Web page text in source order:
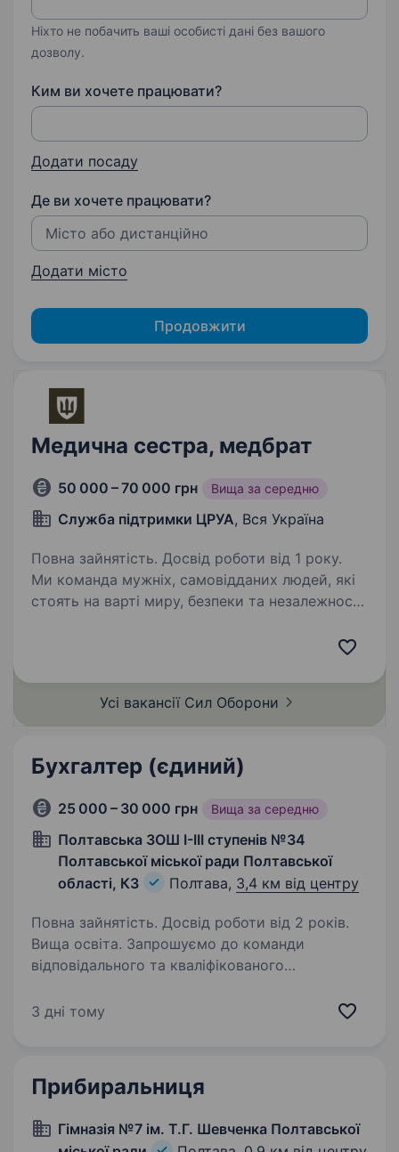
Ніхто не побачить ваші особисті дані без вашого
дозволу.
Ким ви хочете працювати?
Додати посаду
Де ви хочете працювати?
Додати місто
Продовжити
Медична сестра, медбрат
50 000 – 70 000 грн Вища за середню
Служба підтримки ЦРУА, Вся Україна
Повна зайнятість. Досвід роботи від 1 року.
Ми команда мужніх, самовідданих людей, які
стоять на варті миру, безпеки та незалежності
відповідальності,…
Усі вакансії Сил Оборони
Бухгалтер (єдиний)
25 000 – 30 000 грн Вища за середню
Полтавська ЗОШ І-ІІІ ступенів №34
Полтавської міської ради Полтавської
області, КЗ
Полтава, 3,4 км від центру
Повна зайнятість. Досвід роботи від 2 років.
Вища освіта. Запрошуємо до команди
відповідального та кваліфікованого
бухгалтерський облік та фінансовий супровід
3 дні тому
Прибиральниця
Гімназія №7 ім. Т.Г. Шевченка Полтавської